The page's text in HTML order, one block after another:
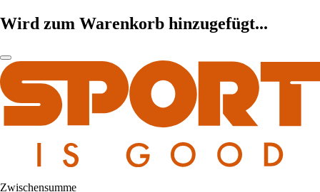
Wird zum Warenkorb hinzugefügt...
Zwischensumme